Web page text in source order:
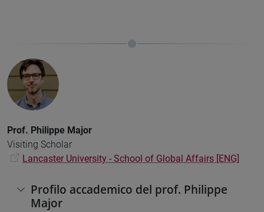
Prof. Philippe Major
Visiting Scholar
Lancaster University - School of Global Affairs [ENG]
Profilo accademico del prof. Philippe
Major